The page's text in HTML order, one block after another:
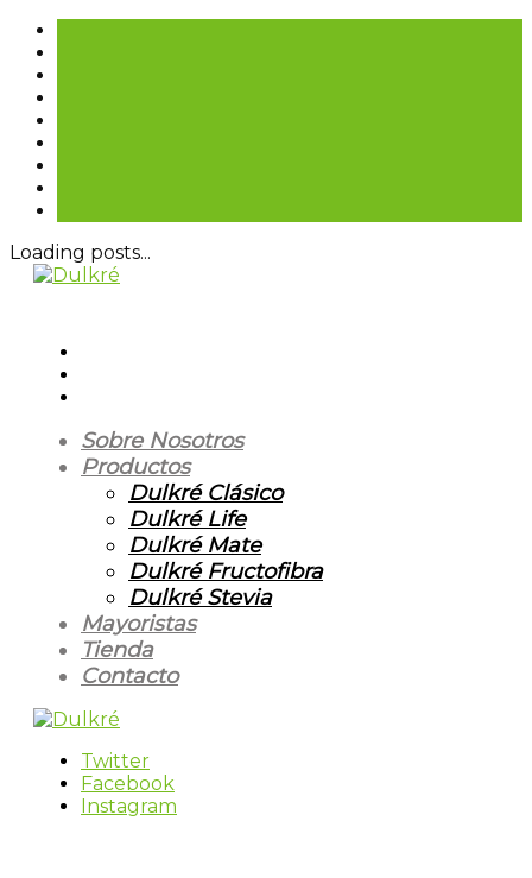
Loading posts...
Sobre Nosotros
Productos
Dulkré Clásico
Dulkré Life
Dulkré Mate
Dulkré Fructofibra
Dulkré Stevia
Mayoristas
Tienda
Contacto
Twitter
Facebook
Instagram